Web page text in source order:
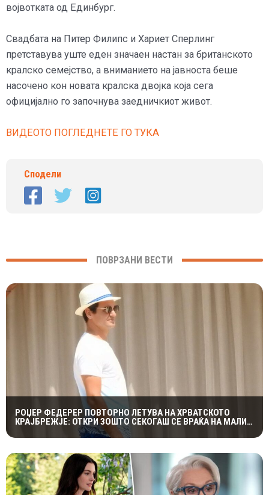
војвотката од Единбург.
Свадбата на Питер Филипс и Хариет Сперлинг
претставува уште еден значаен настан за британското
кралско семејство, а вниманието на јавноста беше
насочено кон новата кралска двојка која сега
официјално го започнува заедничкиот живот.
ВИДЕОТО ПОГЛЕДНЕТЕ ГО ТУКА
Сподели
ПОВРЗАНИ ВЕСТИ
РОЏЕР ФЕДЕРЕР ПОВТОРНО ЛЕТУВА НА ХРВАТСКОТО
КРАЈБРЕЖЈЕ: ОТКРИ ЗОШТО СЕКОГАШ СЕ ВРАЌА НА МАЛИ